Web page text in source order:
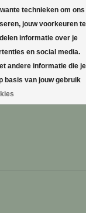
0 Artikelen - €0,00
technieken om ons
jouw voorkeuren te
informatie over je
en social media.
andere informatie die je
basis van jouw gebruik